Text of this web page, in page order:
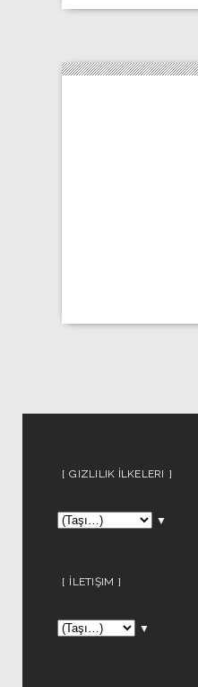
GIZLILIK İLKELERI
▼
İLETIŞIM
▼